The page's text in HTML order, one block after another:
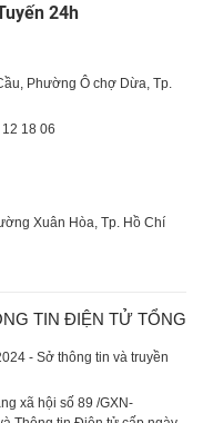
24h
Phường Ô chợ Dừa, Tp.
18 06
Xuân Hòa, Tp. Hồ Chí
TIN ĐIỆN TỬ TỔNG
- Sở thông tin và truyền
xã hội số 89 /GXN-